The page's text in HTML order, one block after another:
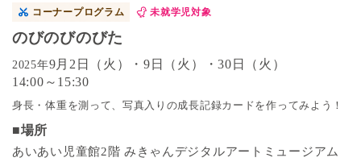
コーナープログラム 未就学児対象
のびのびのびた
2025年9月2日（火）・9日（火）・30日（火）
14:00～15:30
身長・体重を測って、写真入りの成長記録カードを作ってみよう！
■場所
あいあい児童館2階 みきゃんデジタルアートミュージアム